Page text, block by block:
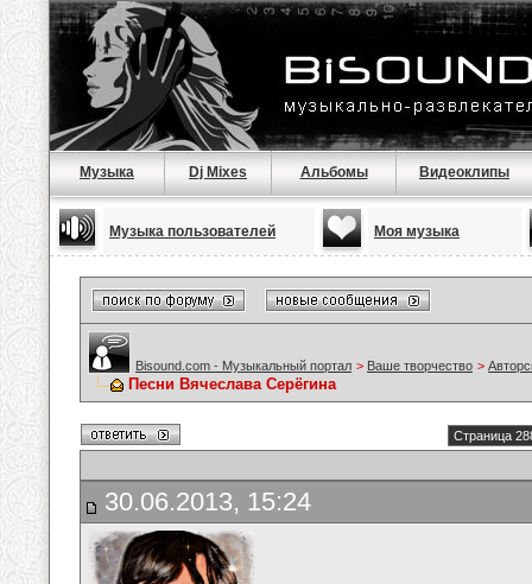
Музыка Dj Mixes Альбомы Видеоклипы
Музыка пользователей Моя музыка
Bisound.com - Музыкальный портал > Ваше творчество >
Песни Вячеслава Серёгина
Страница
30.06.2013, 15:24